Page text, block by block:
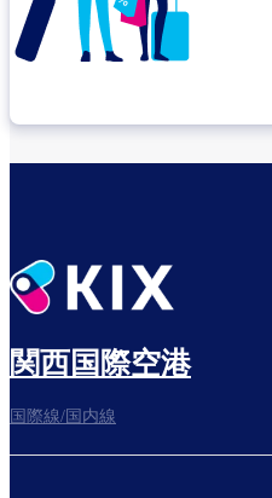
関西国際空港
国際線/国内線